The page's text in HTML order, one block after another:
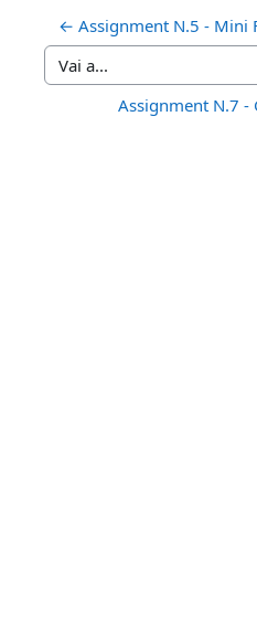
← Assignment N.5 - Mini
Vai a...
Assignment N.7 -